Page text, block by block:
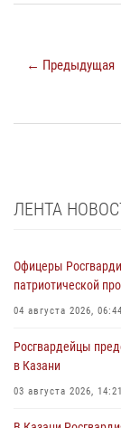
← Предыдущая
ЛЕНТА
Офицеры
патриотической
04 августа 2026, 06:44
Росгвардейцы
в Казани
03 августа 2026, 14:21